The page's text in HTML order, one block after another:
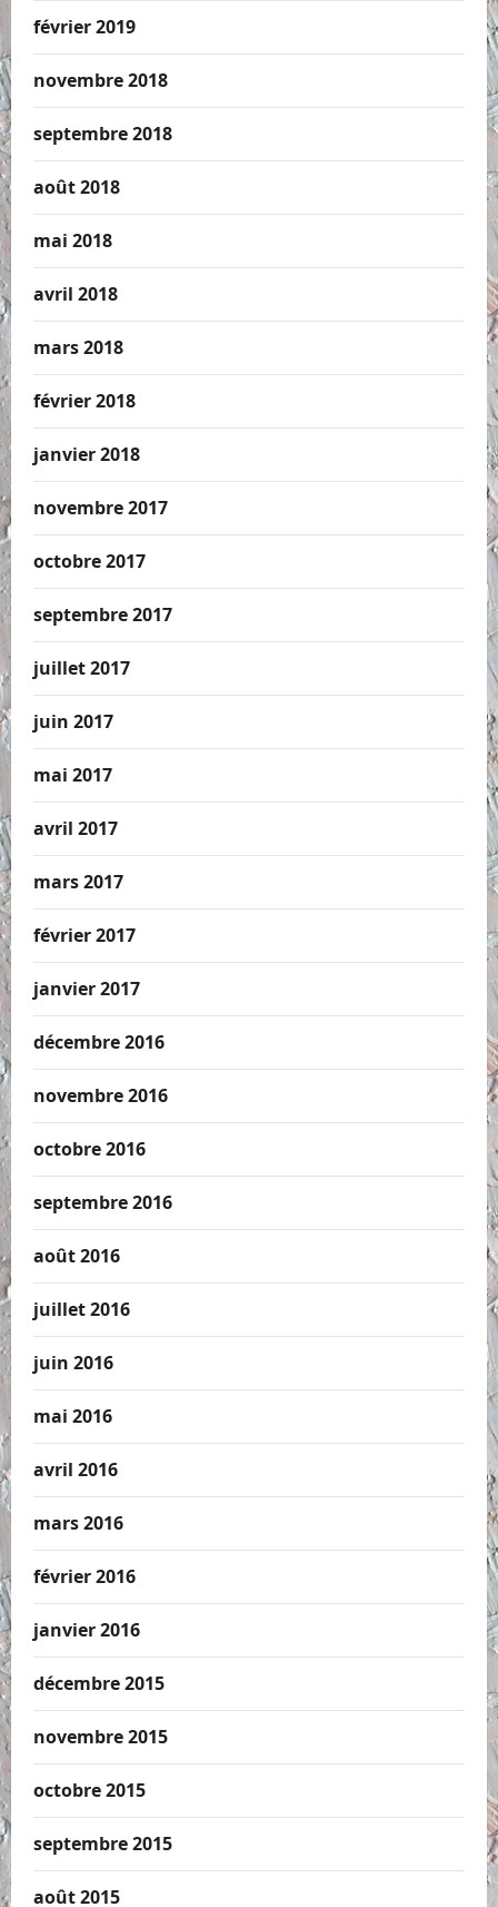
février 2019
novembre 2018
septembre 2018
août 2018
mai 2018
avril 2018
mars 2018
février 2018
janvier 2018
novembre 2017
octobre 2017
septembre 2017
juillet 2017
juin 2017
mai 2017
avril 2017
mars 2017
février 2017
janvier 2017
décembre 2016
novembre 2016
octobre 2016
septembre 2016
août 2016
juillet 2016
juin 2016
mai 2016
avril 2016
mars 2016
février 2016
janvier 2016
décembre 2015
novembre 2015
octobre 2015
septembre 2015
août 2015